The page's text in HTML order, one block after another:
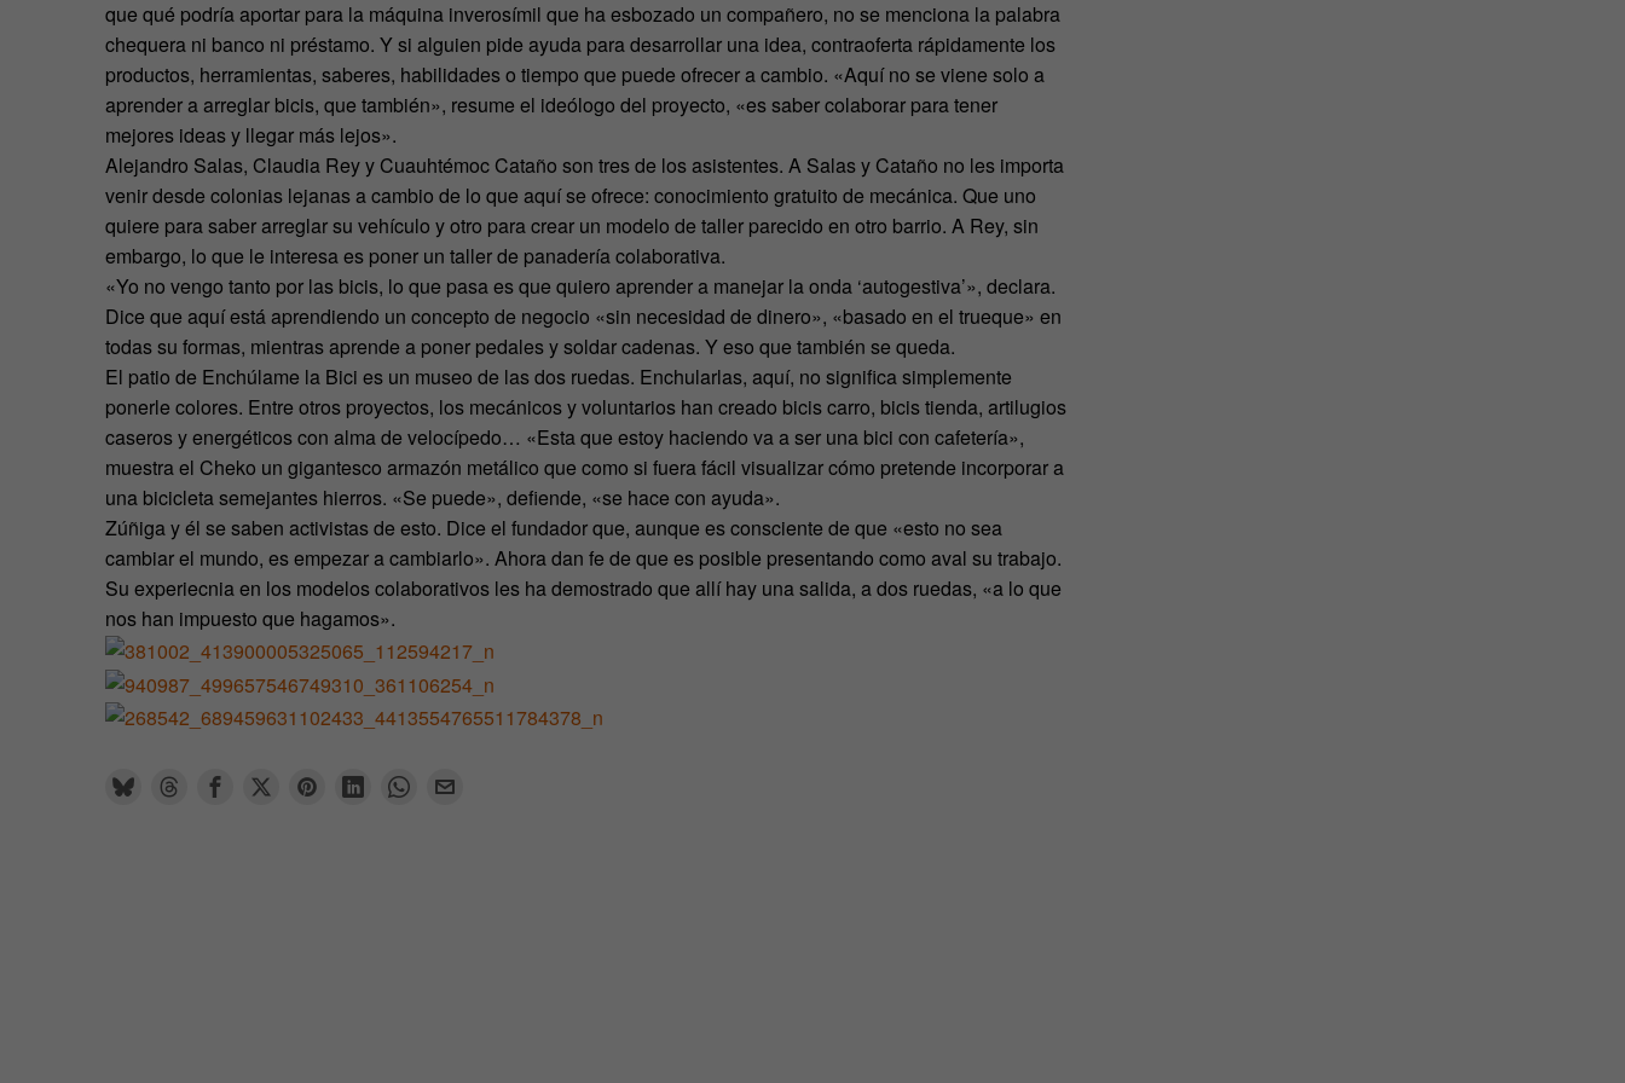
que qué podría aportar para la máquina inverosímil que ha esbozado un compañero, no se menciona la palabra
chequera ni banco ni préstamo. Y si alguien pide ayuda para desarrollar una idea, contraoferta rápidamente los
productos, herramientas, saberes, habilidades o tiempo que puede ofrecer a cambio. «Aquí no se viene solo a
aprender a arreglar bicis, que también», resume el ideólogo del proyecto, «es saber colaborar para tener
mejores ideas y llegar más lejos».
Alejandro Salas, Claudia Rey y Cuauhtémoc Cataño son tres de los asistentes. A Salas y Cataño no les importa
venir desde colonias lejanas a cambio de lo que aquí se ofrece: conocimiento gratuito de mecánica. Que uno
quiere para saber arreglar su vehículo y otro para crear un modelo de taller parecido en otro barrio. A Rey, sin
embargo, lo que le interesa es poner un taller de panadería colaborativa.
«Yo no vengo tanto por las bicis, lo que pasa es que quiero aprender a manejar la onda ‘autogestiva’», declara.
Dice que aquí está aprendiendo un concepto de negocio «sin necesidad de dinero», «basado en el trueque» en
todas su formas, mientras aprende a poner pedales y soldar cadenas. Y eso que también se queda.
El patio de Enchúlame la Bici es un museo de las dos ruedas. Enchularlas, aquí, no significa simplemente
ponerle colores. Entre otros proyectos, los mecánicos y voluntarios han creado bicis carro, bicis tienda, artilugios
caseros y energéticos con alma de velocípedo… «Esta que estoy haciendo va a ser una bici con cafetería»,
muestra el Cheko un gigantesco armazón metálico que como si fuera fácil visualizar cómo pretende incorporar a
una bicicleta semejantes hierros. «Se puede», defiende, «se hace con ayuda».
Zúñiga y él se saben activistas de esto. Dice el fundador que, aunque es consciente de que «esto no sea
cambiar el mundo, es empezar a cambiarlo». Ahora dan fe de que es posible presentando como aval su trabajo.
Su experiecnia en los modelos colaborativos les ha demostrado que allí hay una salida, a dos ruedas, «a lo que
nos han impuesto que hagamos».